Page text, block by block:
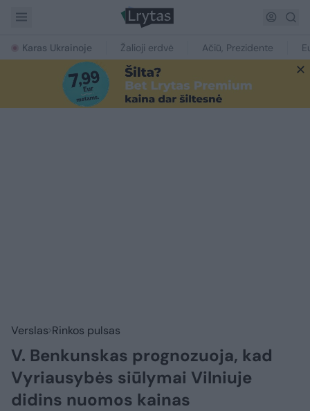
Karas Ukrainoje Žalioji erdvė Ačiū, Prezidente
Verslas Rinkos pulsas
V. Benkunskas prognozuoja, kad
Vyriausybės siūlymai Vilniuje
didins nuomos kainas